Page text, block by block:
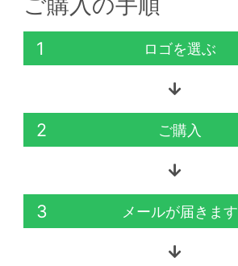
1 ロゴを選ぶ
2 ご購入
3 メールが届きます